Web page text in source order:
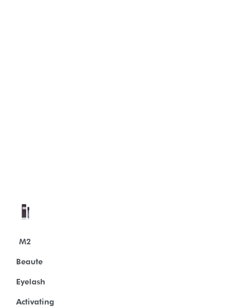
M2
Beaute
Eyelash
Activating